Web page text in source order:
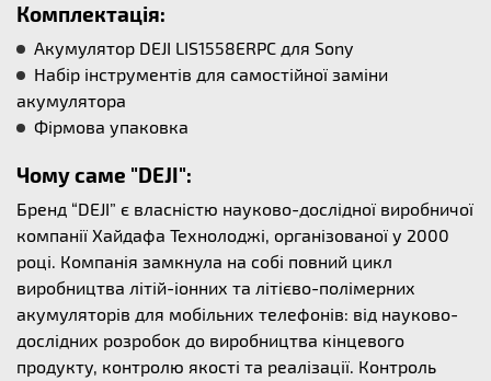
Комплектація:
Акумулятор DEJI LIS1558ERPC для Sony
Набір інструментів для самостійної заміни
акумулятора
Фірмова упаковка
Чому саме "DEJI":
Бренд “DEJI” є власністю науково-дослідної виробничої
компанії Хайдафа Технолоджі, організованої у 2000
році. Компанія замкнула на собі повний цикл
виробництва літій-іонних та літієво-полімерних
акумуляторів для мобільних телефонів: від науково-
дослідних розробок до виробництва кінцевого
продукту, контролю якості та реалізації. Контроль